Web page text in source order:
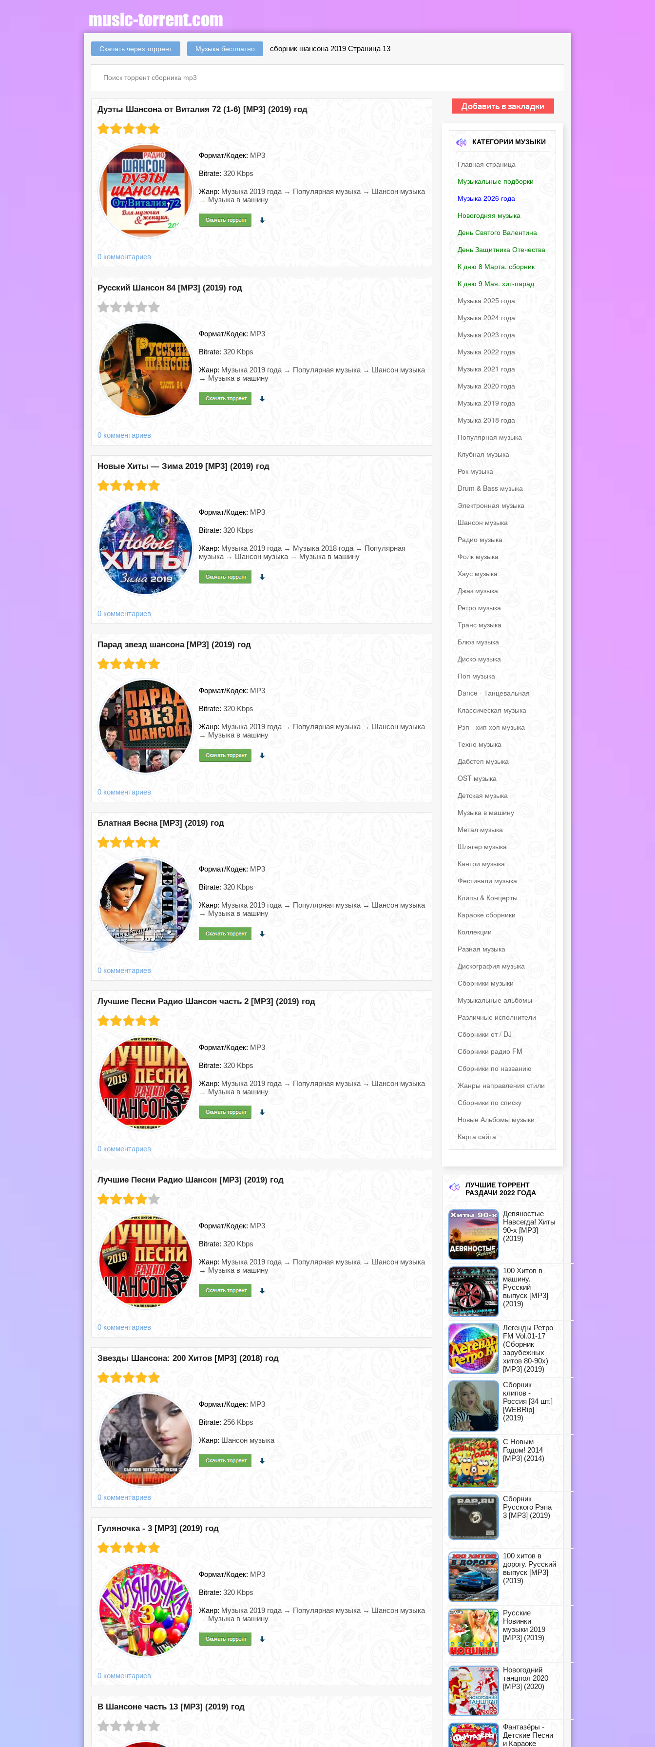
Скачать через торрент Музыка бесплатно сборник шансона 2019 Страница 13
Дуэты Шансона от Виталия 72 (1-6) [MP3] (2019) год
Формат/Кодек: MP3
Bitrate: 320 Kbps
Жанр: Музыка 2019 года → Популярная музыка → Шансон музыка
→ Музыка в машину
0 комментариев
Русский Шансон 84 [MP3] (2019) год
Формат/Кодек: MP3
Bitrate: 320 Kbps
Жанр: Музыка 2019 года → Популярная музыка → Шансон музыка
→ Музыка в машину
0 комментариев
Новые Хиты — Зима 2019 [MP3] (2019) год
Формат/Кодек: MP3
Bitrate: 320 Kbps
Жанр: Музыка 2019 года → Музыка 2018 года → Популярная
музыка → Шансон музыка → Музыка в машину
0 комментариев
Парад звезд шансона [MP3] (2019) год
Формат/Кодек: MP3
Bitrate: 320 Kbps
Жанр: Музыка 2019 года → Популярная музыка → Шансон музыка
→ Музыка в машину
0 комментариев
Блатная Весна [MP3] (2019) год
Формат/Кодек: MP3
Bitrate: 320 Kbps
Жанр: Музыка 2019 года → Популярная музыка → Шансон музыка
→ Музыка в машину
0 комментариев
Лучшие Песни Радио Шансон часть 2 [MP3] (2019) год
Формат/Кодек: MP3
Bitrate: 320 Kbps
Жанр: Музыка 2019 года → Популярная музыка → Шансон музыка
→ Музыка в машину
0 комментариев
Лучшие Песни Радио Шансон [MP3] (2019) год
Формат/Кодек: MP3
Bitrate: 320 Kbps
Жанр: Музыка 2019 года → Популярная музыка → Шансон музыка
→ Музыка в машину
0 комментариев
Звезды Шансона: 200 Хитов [MP3] (2018) год
Формат/Кодек: MP3
Bitrate: 256 Kbps
Жанр: Шансон музыка
0 комментариев
Гуляночка - 3 [MP3] (2019) год
Формат/Кодек: MP3
Bitrate: 320 Kbps
Жанр: Музыка 2019 года → Популярная музыка → Шансон музыка
→ Музыка в машину
0 комментариев
В Шансоне часть 13 [MP3] (2019) год
КАТЕГОРИИ МУЗЫКИ
Главная страница
Музыкальные подборки
Музыка 2026 года
Новогодняя музыка
День Святого Валентина
День Защитника Отечества
К дню 8 Марта. сборник
К дню 9 Мая. хит-парад
Музыка 2025 года
Музыка 2024 года
Музыка 2023 года
Музыка 2022 года
Музыка 2021 года
Музыка 2020 года
Музыка 2019 года
Музыка 2018 года
Популярная музыка
Клубная музыка
Рок музыка
Drum & Bass музыка
Электронная музыка
Шансон музыка
Радио музыка
Фолк музыка
Хаус музыка
Джаз музыка
Ретро музыка
Транс музыка
Блюз музыка
Диско музыка
Поп музыка
Dance - Танцевальная
Классическая музыка
Рэп - хип хоп музыка
Техно музыка
Дабстеп музыка
OST музыка
Детская музыка
Музыка в машину
Метал музыка
Шлягер музыка
Кантри музыка
Фестивали музыка
Клипы & Концерты
Караоке сборники
Коллекции
Разная музыка
Дискография музыка
Сборники музыки
Музыкальные альбомы
Различные исполнители
Сборники от / DJ
Сборники радио FM
Сборники по названию
Жанры направления стили
Сборники по списку
Новые Альбомы музыки
Карта сайта
ЛУЧШИЕ ТОРРЕНТ
РАЗДАЧИ 2022 ГОДА
Девяностые
Навсегда! Хиты
90-х [MP3]
(2019)
100 Хитов в
машину.
Русский
выпуск [MP3]
(2019)
Легенды Ретро
FM Vol.01-17
(Сборник
зарубежных
хитов 80-90х)
[MP3] (2019)
Сборник
клипов -
Россия [34 шт.]
[WEBRip]
(2019)
С Новым
Годом! 2014
[MP3] (2014)
Сборник
Русского Рэпа
3 [MP3] (2019)
100 хитов в
дорогу. Русский
выпуск [MP3]
(2019)
Русские
Новинки
музыки 2019
[MP3] (2019)
Новогодний
танцпол 2020
[MP3] (2020)
Фантазёры -
Детские Песни
и Караоке